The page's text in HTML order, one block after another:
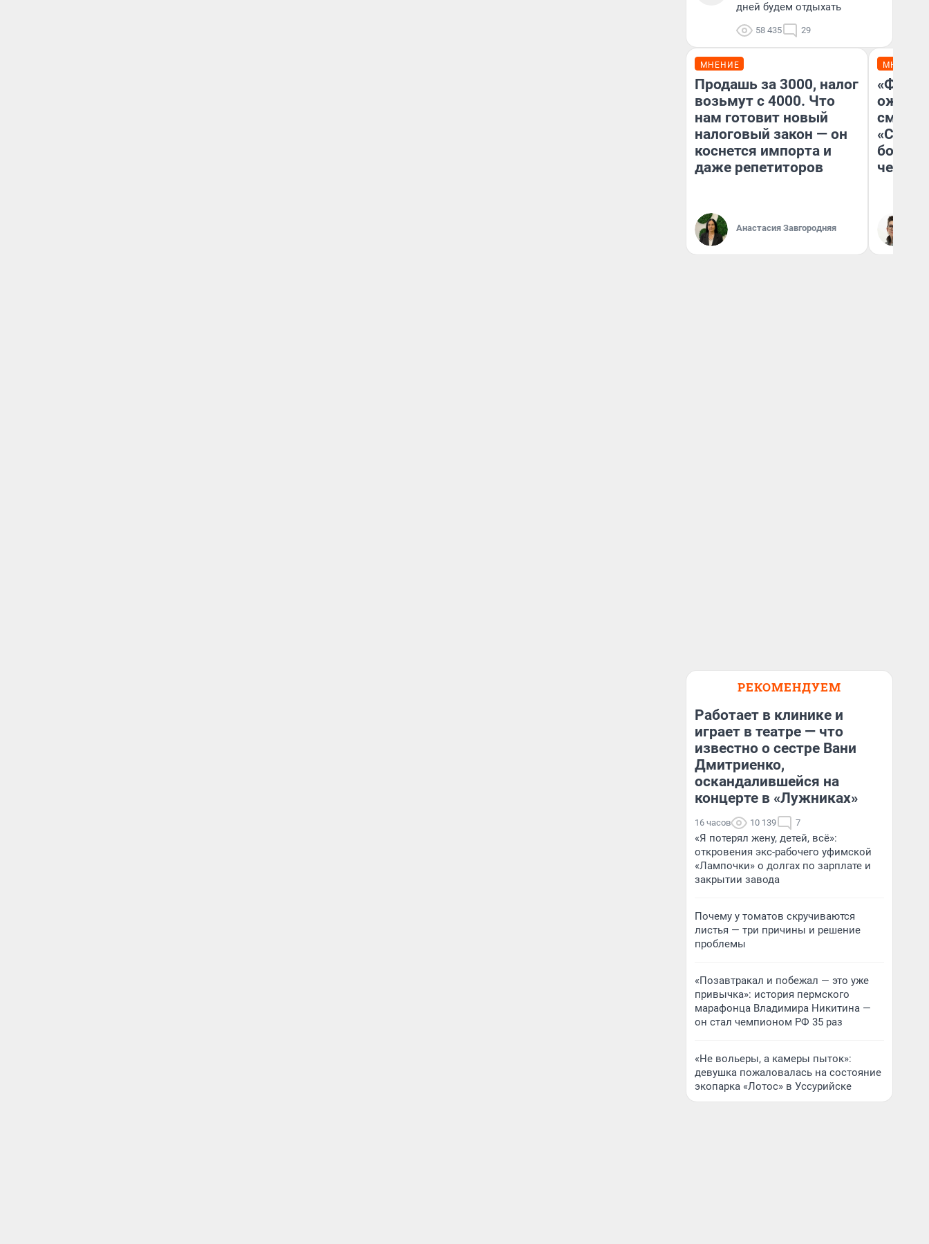
дней будем отдыхать
58 435 29
МНЕНИЕ
Продашь за 3000, налог
возьмут с 4000. Что
нам готовит новый
налоговый закон — он
коснется импорта и
даже репетиторов
Анастасия Завгородняя
МНЕНИЕ
РЕКОМЕНДУЕМ
Работает в клинике и
играет в театре — что
известно о сестре Вани
Дмитриенко,
оскандалившейся на
концерте в «Лужниках»
16 часов 10 139 7
«Я потерял жену, детей, всё»:
откровения экс-рабочего уфимской
«Лампочки» о долгах по зарплате и
закрытии завода
Почему у томатов скручиваются
листья — три причины и решение
проблемы
«Позавтракал и побежал — это уже
привычка»: история пермского
марафонца Владимира Никитина —
он стал чемпионом РФ 35 раз
«Не вольеры, а камеры пыток»:
девушка пожаловалась на состояние
экопарка «Лотос» в Уссурийске